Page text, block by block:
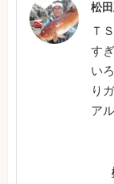
松
Ｔ
す
い
り
ア